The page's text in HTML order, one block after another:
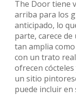
The Door tiene
arriba para los
anticipado, lo
parte, carece de
tan amplia
con un trato
ofrecen
un sitio
puede incluir en